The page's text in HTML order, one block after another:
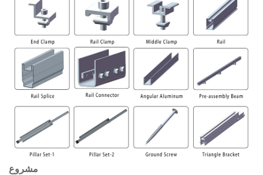
مشروع